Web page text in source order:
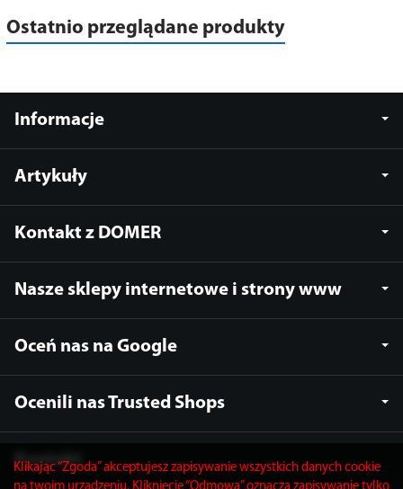
Ostatnio przeglądane produkty
Informacje
Artykuły
Kontakt z DOMER
Nasze sklepy internetowe i strony www
Oceń nas na Google
Ocenili nas Trusted Shops
Kontakt
Klikając “Zgoda” akceptujesz zapisywanie wszystkich danych cookie